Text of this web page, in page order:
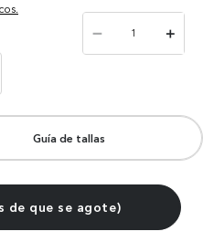
＋
－
Guía de tallas